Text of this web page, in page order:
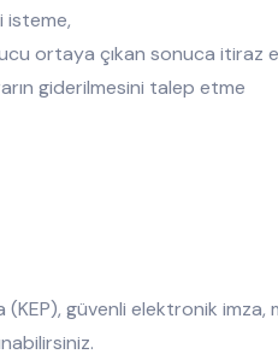
isteme,
ortaya çıkan sonuca itiraz
giderilmesini talep etme
güvenli elektronik